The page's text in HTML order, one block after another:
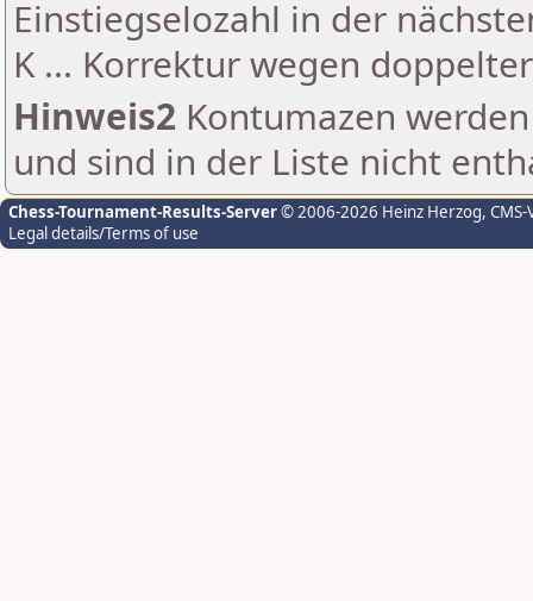
Einstiegselozahl in der
K ... Korrektur wegen
Hinweis2 Kontumazen
und sind in der Liste nicht
Chess-Tournament-Results-Server© 2006-2026 Heinz Herzog,
Legal details/Terms of use